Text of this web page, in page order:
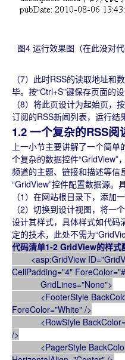
图4 运行效果图（在此没对
（7）此时RSS的读取地址和
毕。按“Ctrl+S”键保存页面的设
（8）将此页设计为起始页，
订阅的RSS新闻列表，运行结
1.2 一个复杂的RSS阅
上一小节主要讲解了一个简
个复杂的数据控件“GridView”
频道的主题、链接和描述等信
“GridView”控件配置数据源。
（1）在网站根目录下，添加
（2）切换到设计视图，将一
设计其样式，具体样式如代码
定的技术，此处不需为
代码清单1-2 GridView的样式
<asp:GridView
CellPadding="4"
GridLines="None">
<FooterStyle
ForeColor="White" />
<RowStyle
/>
<PagerStyle